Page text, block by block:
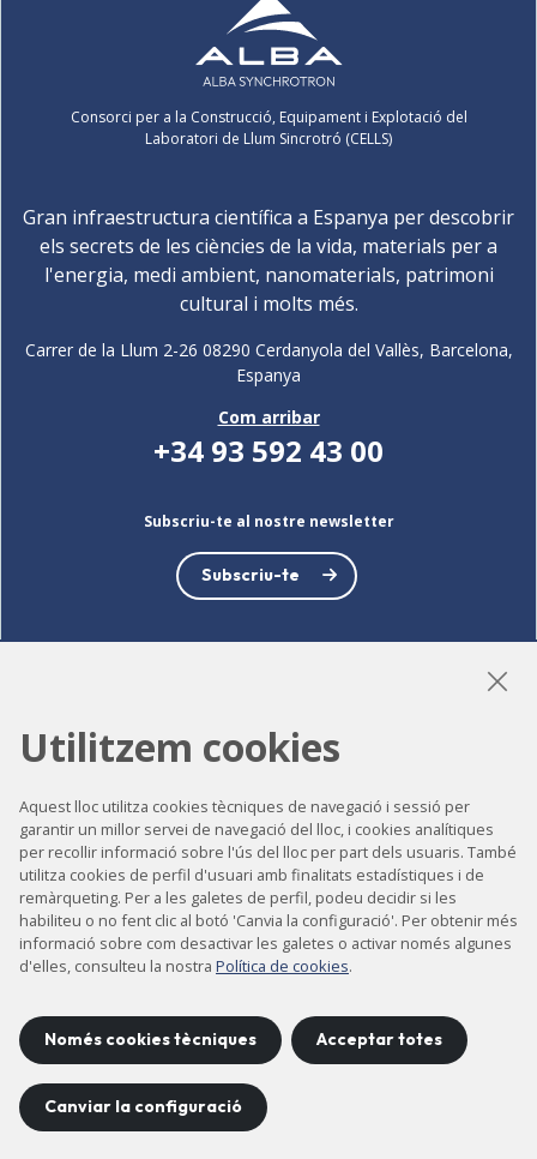
Consorci per a la Construcció, Equipament i Explotació del
Laboratori de Llum Sincrotró (CELLS)
Gran infraestructura científica a Espanya per descobrir
els secrets de les ciències de la vida, materials per a
l'energia, medi ambient, nanomaterials, patrimoni
cultural i molts més.
Carrer de la Llum 2-26 08290 Cerdanyola del Vallès, Barcelona,
Espanya
Com arribar
+34 93 592 43 00
Subscriu-te al nostre newsletter
Subscriu-te
Accessibilitat
Contacte
Avís legal
Política de privacitat
Mapa del lloc
©2026CELLS
Utilitzem cookies
Aquest lloc utilitza cookies tècniques de navegació i sessió per
garantir un millor servei de navegació del lloc, i cookies analítiques
per recollir informació sobre l'ús del lloc per part dels usuaris. També
utilitza cookies de perfil d'usuari amb finalitats estadístiques i de
remàrqueting. Per a les galetes de perfil, podeu decidir si les
habiliteu o no fent clic al botó 'Canvia la configuració'. Per obtenir més
informació sobre com desactivar les galetes o activar només algunes
d'elles, consulteu la nostra Política de cookies.
Només cookies tècniques Acceptar totes
Canviar la configuració